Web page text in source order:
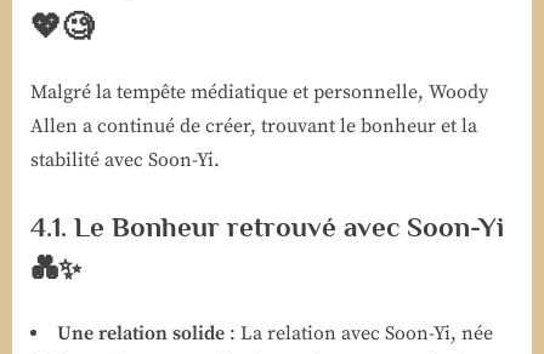
💖🧐
Malgré la tempête médiatique et personnelle, Woody
Allen a continué de créer, trouvant le bonheur et la
stabilité avec Soon-Yi.
4.1. Le Bonheur retrouvé avec Soon-Yi
💑✨
Une relation solide : La relation avec Soon-Yi, née